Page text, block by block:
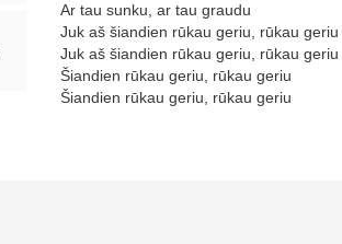
Ar tau sunku, ar tau graudu
Juk aš šiandien rūkau geriu, rūkau geriu
Juk aš šiandien rūkau geriu, rūkau geriu
Šiandien rūkau geriu, rūkau geriu
Šiandien rūkau geriu, rūkau geriu